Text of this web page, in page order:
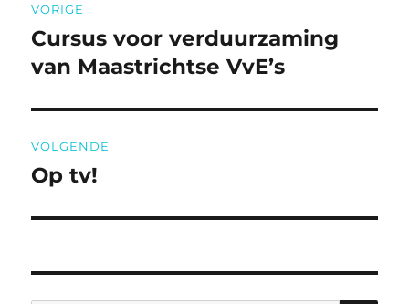
navigatie
VORIGE
Vorig
bericht:
Cursus voor verduurzaming
van Maastrichtse VvE’s
VOLGENDE
Volgend
Op tv!